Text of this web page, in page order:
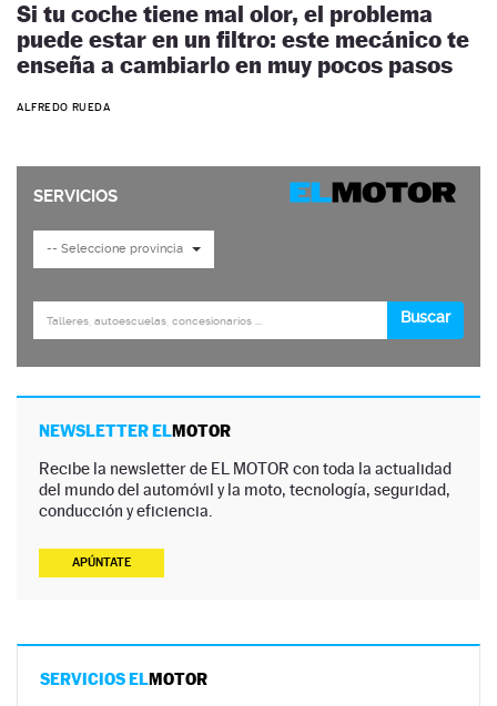
Si tu coche tiene mal olor, el problema
puede estar en un filtro: este mecánico te
enseña a cambiarlo en muy pocos pasos
ALFREDO RUEDA
NEWSLETTER ELMOTOR
Recibe la newsletter de EL MOTOR con toda la actualidad
del mundo del automóvil y la moto, tecnología, seguridad,
conducción y eficiencia.
APÚNTATE
SERVICIOS ELMOTOR